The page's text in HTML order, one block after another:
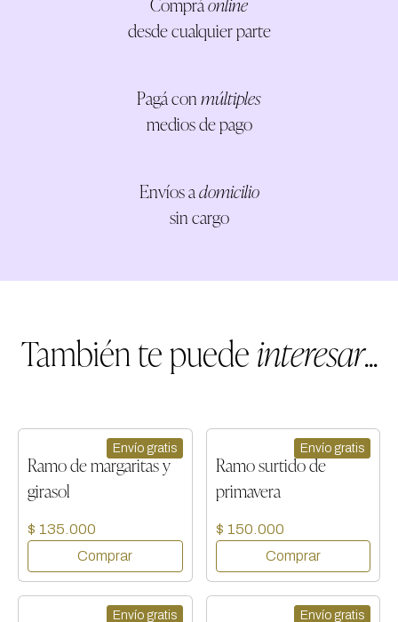
desde cualquier parte
Pagá conmúltiples
medios de pago
Envíos adomicilio
sin cargo
También te puede interesar...
Envío gratis
Ramo de margaritas y
girasol
$ 135.000
Envío gratis
Ramo surtido de
primavera
$ 150.000
Envío gratis Envío gratis